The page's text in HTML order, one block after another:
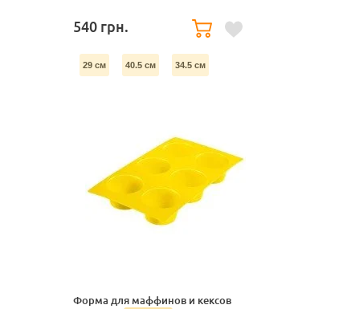
540 грн.
29 см 40.5 см 34.5 см
Форма для маффинов и кексов